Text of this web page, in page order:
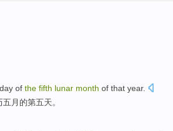
day of the fifth lunar month of that year.
五月 的第五天。